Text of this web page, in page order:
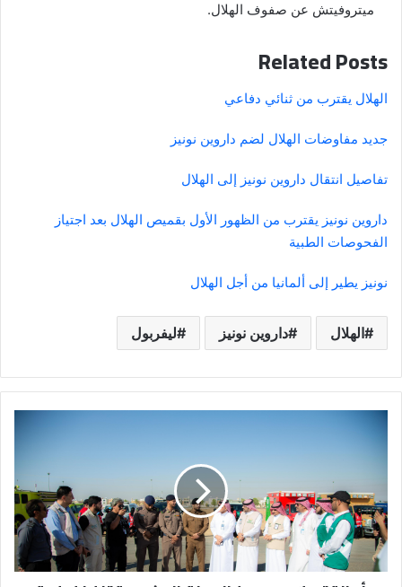
ميتروفيتش عن صفوف الهلال.
Related Posts
الهلال يقترب من ثنائي دفاعي
جديد مفاوضات الهلال لضم داروين نونيز
تفاصيل انتقال داروين نونيز إلى الهلال
داروين نونيز يقترب من الظهور الأول بقميص الهلال بعد اجتياز
الفحوصات الطبية
نونيز يطير إلى ألمانيا من أجل الهلال
الهلال داروين نونيز ليفربول
الجهات
الحكومية
تنفذ
فرضية
للاستجابة